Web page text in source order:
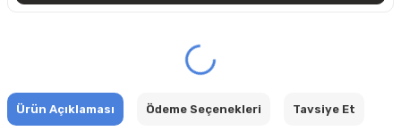
Ürün Açıklaması Ödeme Seçenekleri Tavsiye Et